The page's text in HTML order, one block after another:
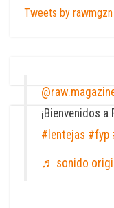
Tweets by rawmgzn
¡Bienvenidos a
#lentejas #fyp
♬ sonido